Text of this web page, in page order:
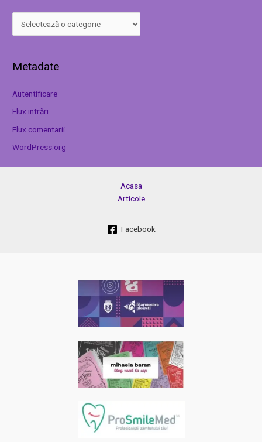
Metadate
Autentificare
Flux intrări
Flux comentarii
WordPress.org
Acasa
Articole
Facebook